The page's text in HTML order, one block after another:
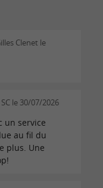
Clenet le
le 30/07/2026
un service
au fil du
plus. Une